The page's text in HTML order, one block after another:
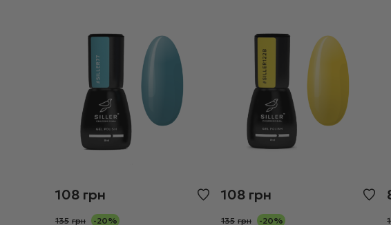
108 грн
135 грн -20%
108 грн
135 грн -20%